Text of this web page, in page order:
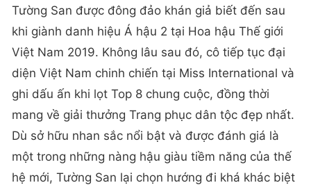
Tường San được đông đảo khán giả biết đến sau
khi giành danh hiệu Á hậu 2 tại Hoa hậu Thế giới
Việt Nam 2019. Không lâu sau đó, cô tiếp tục đại
diện Việt Nam chinh chiến tại Miss International và
ghi dấu ấn khi lọt Top 8 chung cuộc, đồng thời
mang về giải thưởng Trang phục dân tộc đẹp nhất.
Dù sở hữu nhan sắc nổi bật và được đánh giá là
một trong những nàng hậu giàu tiềm năng của thế
hệ mới, Tường San lại chọn hướng đi khá khác biệt